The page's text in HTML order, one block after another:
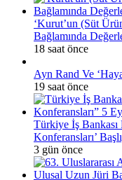
‘Kurut’un (Süt
Bağlamında
18 saat önce
Ayn Rand Ve
19 saat önce
Türkiye İş Bankası
Konferansları’
3 gün önce